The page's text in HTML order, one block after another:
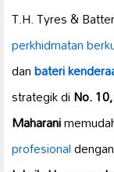
T.H. Tyres &
perkhidmatan
danbateri
strategik diNo.
Maharani
profesionaldengan